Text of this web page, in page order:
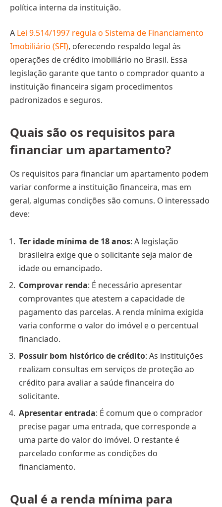
política interna da instituição.
A Lei 9.514/1997 regula o Sistema de Financiamento
Imobiliário (SFI), oferecendo respaldo legal às
operações de crédito imobiliário no Brasil. Essa
legislação garante que tanto o comprador quanto a
instituição financeira sigam procedimentos
padronizados e seguros.
Quais são os requisitos para
financiar um apartamento?
Os requisitos para financiar um apartamento podem
variar conforme a instituição financeira, mas em
geral, algumas condições são comuns. O interessado
deve:
Ter idade mínima de 18 anos: A legislação
brasileira exige que o solicitante seja maior de
idade ou emancipado.
Comprovar renda: É necessário apresentar
comprovantes que atestem a capacidade de
pagamento das parcelas. A renda mínima exigida
varia conforme o valor do imóvel e o percentual
financiado.
Possuir bom histórico de crédito: As instituições
realizam consultas em serviços de proteção ao
crédito para avaliar a saúde financeira do
solicitante.
Apresentar entrada: É comum que o comprador
precise pagar uma entrada, que corresponde a
uma parte do valor do imóvel. O restante é
parcelado conforme as condições do
financiamento.
Qual é a renda mínima para